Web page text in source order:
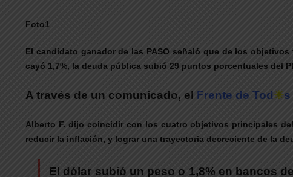
Foto1
El candidato ganador de las PASO señaló que de los
cayó 1,7%, la deuda pública subió 29 puntos porcentuales del
A través de un comunicado, el Frente de Tod ☀s
Alberto F. dijo coincidir con los cuatro objetivos principales
reducir la inflación, y lograr una trayectoria decreciente de la
El dólar subió un peso o 1,8% en bancos